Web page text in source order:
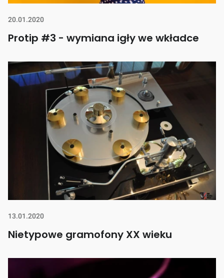
20.01.2020
Protip #3 - wymiana igły we wkładce
13.01.2020
Nietypowe gramofony XX wieku